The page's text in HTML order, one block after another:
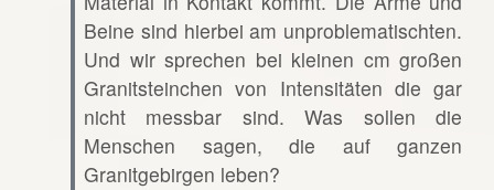
Beine sind hierbei am unproblematischten.
Und wir sprechen bei kleinen cm großen
Granitsteinchen von Intensitäten die gar
nicht messbar sind. Was sollen die
Menschen sagen, die auf ganzen
Granitgebirgen leben?